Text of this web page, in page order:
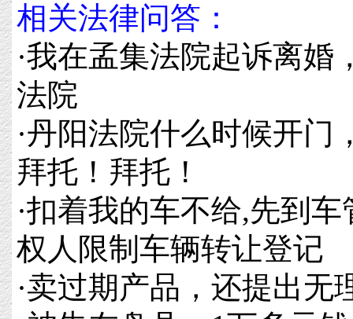
相关法律问答：
·我在孟集法院起诉离婚
法院
·丹阳法院什么时候开门
拜托！拜托！
·扣着我的车不给,先到
权人限制车辆转让登记
·卖过期产品，还提出无